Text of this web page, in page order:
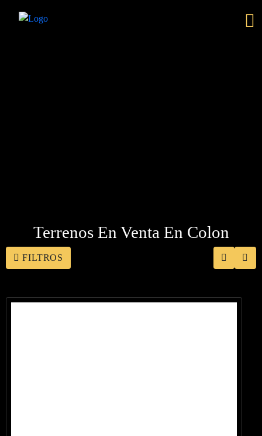
Terrenos En Venta En Colon
FILTROS